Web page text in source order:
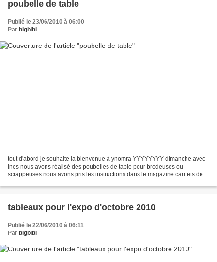
poubelle de table
Publié le 23/06/2010 à 06:00
Par bigbibi
tout d'abord je souhaite la bienvenue à ynomra YYYYYYYY dimanche avec
Ines nous avons réalisé des poubelles de table pour brodeuses ou
scrappeuses nous avons pris les instructions dans le magazine carnets de
tableaux pour l'expo d'octobre 2010
Publié le 22/06/2010 à 06:11
Par bigbibi